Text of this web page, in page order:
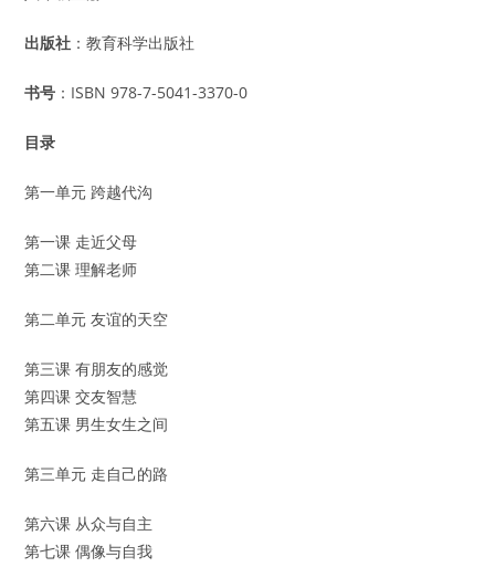
出版社 ：教育科学出版社
书号 ：ISBN 978-7-5041-3370-0
目录
第一单元 跨越代沟
第一课 走近父母
第二课 理解老师
第二单元 友谊的天空
第三课 有朋友的感觉
第四课 交友智慧
第五课 男生女生之间
第三单元 走自己的路
第六课 从众与自主
第七课 偶像与自我